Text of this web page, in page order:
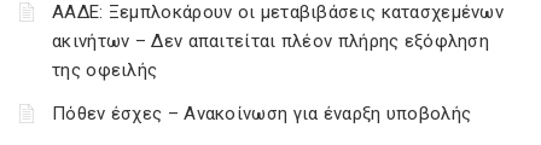
ΑΑΔΕ: Ξεμπλοκάρουν οι μεταβιβάσεις κατασχεμένων
ακινήτων – Δεν απαιτείται πλέον πλήρης εξόφληση
της οφειλής
Πόθεν έσχες – Ανακοίνωση για έναρξη υποβολής